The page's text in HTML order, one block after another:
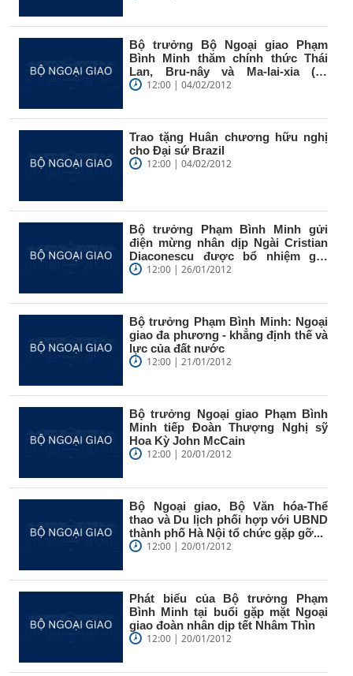
Bộ trưởng Bộ Ngoại giao Phạm
Bình Minh thăm chính thức Thái
Lan, Bru-nây và Ma-lai-xia (từ
ngày...12:00 | 04/02/2012
Trao tặng Huân chương hữu nghị
cho Đại sứ Brazil
12:00 | 04/02/2012
Bộ trưởng Phạm Bình Minh gửi
điện mừng nhân dịp Ngài Cristian
Diaconescu được bổ nhiệm giữ
chức...12:00 | 26/01/2012
Bộ trưởng Phạm Bình Minh: Ngoại
giao đa phương - khẳng định thế và
lực của đất nước
12:00 | 21/01/2012
Bộ trưởng Ngoại giao Phạm Bình
Minh tiếp Đoàn Thượng Nghị sỹ
Hoa Kỳ John McCain
12:00 | 20/01/2012
Bộ Ngoại giao, Bộ Văn hóa-Thể
thao và Du lịch phối hợp với UBND
thành phố Hà Nội tổ chức gặp gỡ...
12:00 | 20/01/2012
Phát biểu của Bộ trưởng Phạm
Bình Minh tại buổi gặp mặt Ngoại
giao đoàn nhân dịp tết Nhâm Thìn
12:00 | 20/01/2012